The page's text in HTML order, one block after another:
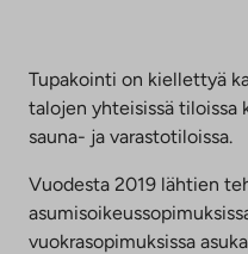
Tupakointi on kiellettyä
talojen yhteisissä tiloissa
sauna- ja varastotiloissa.
Vuodesta 2019 lähtien
vuokrasopimuksissa